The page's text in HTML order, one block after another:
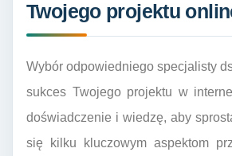
Twojego projektu
Wybór odpowiedniego specjalisty
sukces Twojego projektu w
doświadczenie i wiedzę, aby
się kilku kluczowym aspektom